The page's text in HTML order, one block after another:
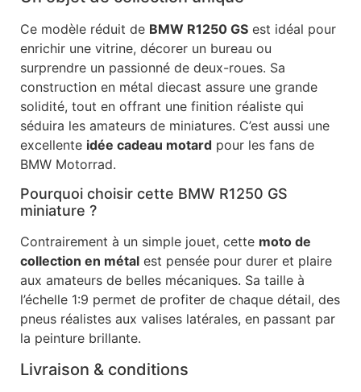
Ce modèle réduit de BMW R1250 GS est idéal pour
enrichir une vitrine, décorer un bureau ou
surprendre un passionné de deux-roues. Sa
construction en métal diecast assure une grande
solidité, tout en offrant une finition réaliste qui
séduira les amateurs de miniatures. C’est aussi une
excellente idée cadeau motard pour les fans de
BMW Motorrad.
Pourquoi choisir cette BMW R1250 GS
miniature ?
Contrairement à un simple jouet, cette moto de
collection en métal est pensée pour durer et plaire
aux amateurs de belles mécaniques. Sa taille à
l’échelle 1:9 permet de profiter de chaque détail, des
pneus réalistes aux valises latérales, en passant par
la peinture brillante.
Livraison & conditions